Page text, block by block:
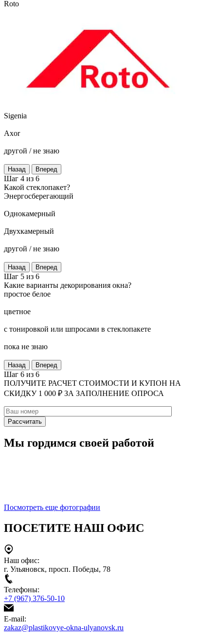
Roto
Sigenia
Axor
другой / не знаю
Назад Вперед
Шаг 4 из 6
Какой стеклопакет?
Энергосберегающий
Однокамерный
Двухкамерный
другой / не знаю
Назад Вперед
Шаг 5 из 6
Какие варианты декорирования окна?
простое белое
цветное
с тонировкой или шпросами в стеклопакете
пока не знаю
Назад Вперед
Шаг 6 из 6
ПОЛУЧИТЕ РАСЧЕТ СТОИМОСТИ И КУПОН НА
СКИДКУ 1 000 ₽ ЗА ЗАПОЛНЕНИЕ ОПРОСА
Мы гордимся своей работой
Посмотреть еще фотографии
ПОСЕТИТЕ НАШ ОФИС
Наш офис:
г. Ульяновск, просп. Победы, 78
Телефоны:
+7 (967) 376-50-10
E-mail:
zakaz@plastikovye-okna-ulyanovsk.ru